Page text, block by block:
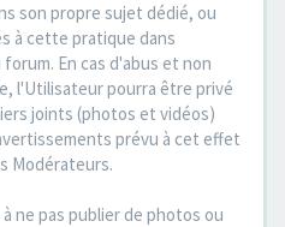
son propre sujet dédié, ou
à cette pratique dans
En cas d'abus et non
l'Utilisateur pourra être privé
joints (photos et vidéos)
prévu à cet effet
Modérateurs.
ne pas publier de photos ou